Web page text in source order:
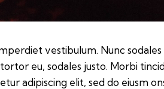
vestibulum. Nunc sodales
eu, sodales justo. Morbi
adipiscing elit, sed do eiusm